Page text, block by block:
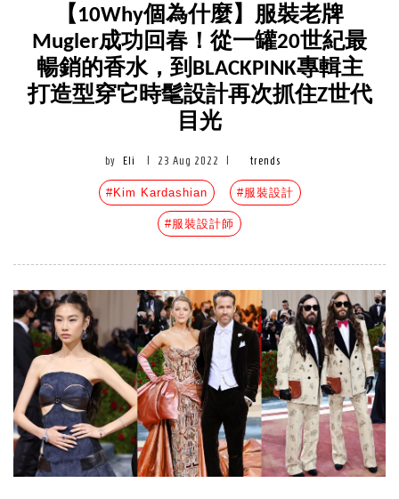
【10Why個為什麼】服裝老牌
Mugler成功回春！從一罐20世紀最
暢銷的香水，到BLACKPINK專輯主
打造型穿它時髦設計再次抓住Z世代
目光
by Eli 23 Aug 2022 trends
#Kim Kardashian #服裝設計
#服裝設計師